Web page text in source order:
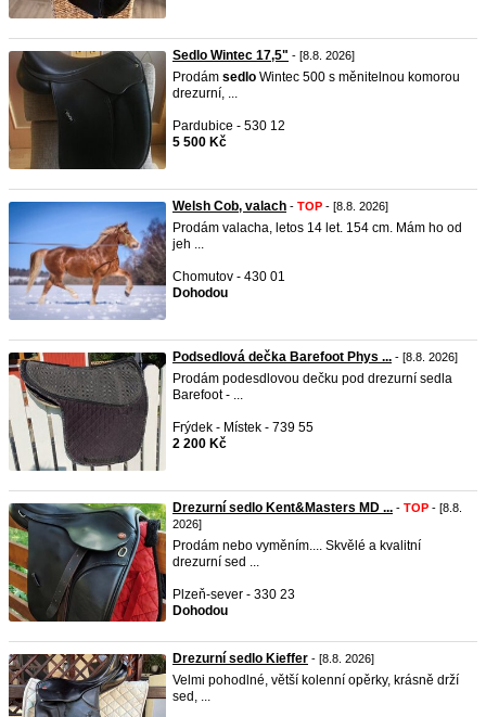
Sedlo Wintec 17,5" - [8.8. 2026]
Prodám sedlo Wintec 500 s měnitelnou komorou
drezurní, ...
Pardubice - 530 12
5 500 Kč
Welsh Cob, valach - TOP - [8.8. 2026]
Prodám valacha, letos 14 let. 154 cm. Mám ho od
jeh ...
Chomutov - 430 01
Dohodou
Podsedlová dečka Barefoot Phys ... - [8.8. 2026]
Prodám podesdlovou dečku pod drezurní sedla
Barefoot - ...
Frýdek - Místek - 739 55
2 200 Kč
Drezurní sedlo Kent&Masters MD ... - TOP - [8.8.
2026]
Prodám nebo vyměním.... Skvělé a kvalitní
drezurní sed ...
Plzeň-sever - 330 23
Dohodou
Drezurní sedlo Kieffer - [8.8. 2026]
Velmi pohodlné, větší kolenní opěrky, krásně drží
sed, ...